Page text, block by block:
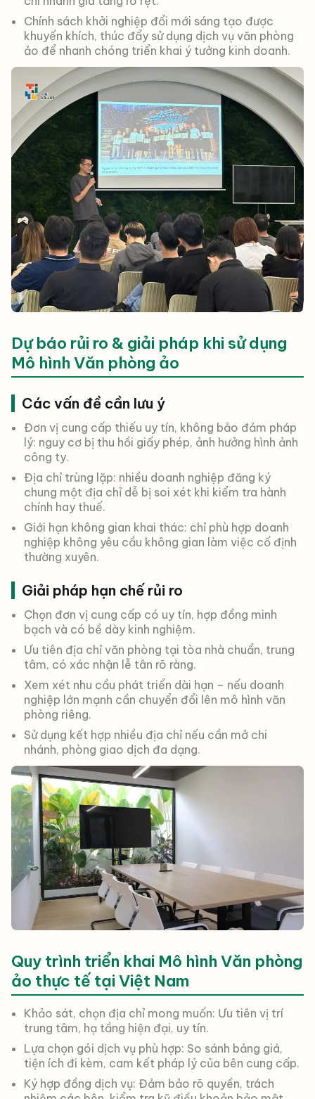
Chính sách khởi nghiệp đổi mới sáng tạo được
khuyến khích, thúc đẩy sử dụng dịch vụ văn phòng
ảo để nhanh chóng triển khai ý tưởng kinh doanh.
Dự báo rủi ro & giải pháp khi sử dụng
Mô hình Văn phòng ảo
Các vấn đề cần lưu ý
Đơn vị cung cấp thiếu uy tín, không bảo đảm pháp
lý: nguy cơ bị thu hồi giấy phép, ảnh hưởng hình ảnh
công ty.
Địa chỉ trùng lặp: nhiều doanh nghiệp đăng ký
chung một địa chỉ dễ bị soi xét khi kiểm tra hành
chính hay thuế.
Giới hạn không gian khai thác: chỉ phù hợp doanh
nghiệp không yêu cầu không gian làm việc cố định
thường xuyên.
Giải pháp hạn chế rủi ro
Chọn đơn vị cung cấp có uy tín, hợp đồng minh
bạch và có bề dày kinh nghiệm.
Ưu tiên địa chỉ văn phòng tại tòa nhà chuẩn, trung
tâm, có xác nhận lễ tân rõ ràng.
Xem xét nhu cầu phát triển dài hạn – nếu doanh
nghiệp lớn mạnh cần chuyển đổi lên mô hình văn
phòng riêng.
Sử dụng kết hợp nhiều địa chỉ nếu cần mở chi
nhánh, phòng giao dịch đa dạng.
Quy trình triển khai Mô hình Văn phòng
ảo thực tế tại Việt Nam
Khảo sát, chọn địa chỉ mong muốn: Ưu tiên vị trí
trung tâm, hạ tầng hiện đại, uy tín.
Lựa chọn gói dịch vụ phù hợp: So sánh bảng giá,
tiện ích đi kèm, cam kết pháp lý của bên cung cấp.
Ký hợp đồng dịch vụ: Đảm bảo rõ quyền, trách